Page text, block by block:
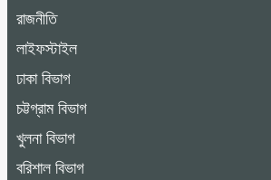
রাজনীতি
লাইফস্টাইল
ঢাকা বিভাগ
চট্টগ্রাম বিভাগ
খুলনা বিভাগ
বরিশাল বিভাগ